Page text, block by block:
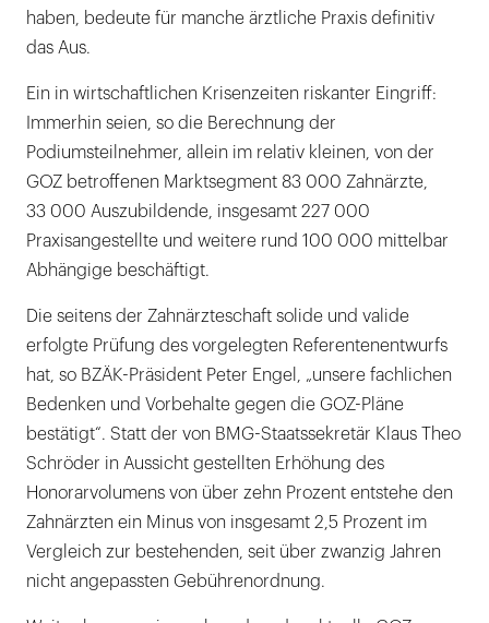
haben, bedeute für manche ärztliche Praxis definitiv
das Aus.
Ein in wirtschaftlichen Krisenzeiten riskanter Eingriff:
Immerhin seien, so die Berechnung der
Podiumsteilnehmer, allein im relativ kleinen, von der
GOZ betroffenen Marktsegment 83 000 Zahnärzte,
33 000 Auszubildende, insgesamt 227 000
Praxisangestellte und weitere rund 100 000 mittelbar
Abhängige beschäftigt.
Die seitens der Zahnärzteschaft solide und valide
erfolgte Prüfung des vorgelegten Referentenentwurfs
hat, so BZÄK-Präsident Peter Engel, „unsere fachlichen
Bedenken und Vorbehalte gegen die GOZ-Pläne
bestätigt“. Statt der von BMG-Staatssekretär Klaus Theo
Schröder in Aussicht gestellten Erhöhung des
Honorarvolumens von über zehn Prozent entstehe den
Zahnärzten ein Minus von insgesamt 2,5 Prozent im
Vergleich zur bestehenden, seit über zwanzig Jahren
nicht angepassten Gebührenordnung.